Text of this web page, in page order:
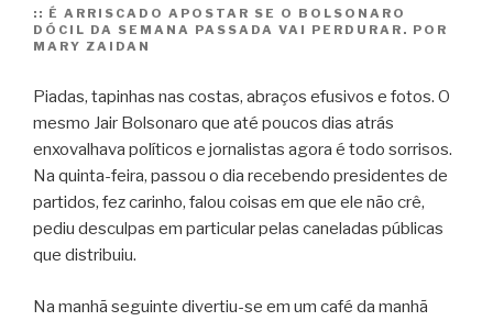
:: É ARRISCADO APOSTAR SE O BOLSONARO
DÓCIL DA SEMANA PASSADA VAI PERDURAR. POR
MARY ZAIDAN
Piadas, tapinhas nas costas, abraços efusivos e fotos. O
mesmo Jair Bolsonaro que até poucos dias atrás
enxovalhava políticos e jornalistas agora é todo sorrisos.
Na quinta-feira, passou o dia recebendo presidentes de
partidos, fez carinho, falou coisas em que ele não crê,
pediu desculpas em particular pelas caneladas públicas
que distribuiu.
Na manhã seguinte divertiu-se em um café da manhã